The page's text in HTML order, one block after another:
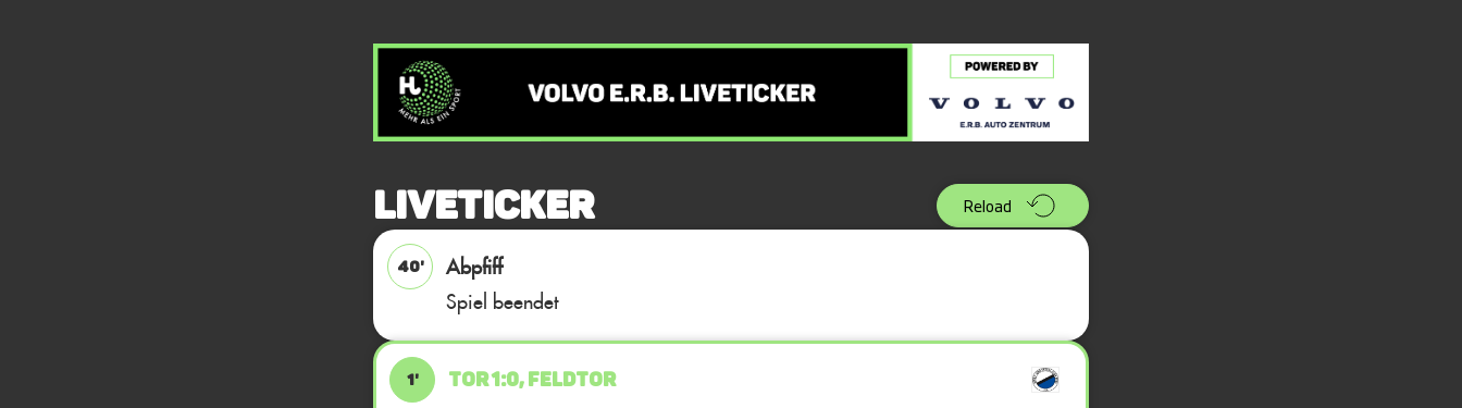
Liveticker Reload
40'
Abpfiff
Spiel beendet
1' TOR 1:0, FELDTOR